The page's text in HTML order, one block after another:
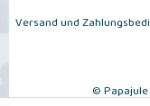
Versand und
©